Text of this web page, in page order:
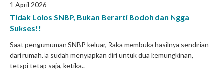
1 April 2026
Tidak Lolos SNBP, Bukan Berarti Bodoh dan Ngga
Sukses!!
Saat pengumuman SNBP keluar, Raka membuka hasilnya sendirian
dari rumah.Ia sudah menyiapkan diri untuk dua kemungkinan,
tetapi tetap saja, ketika..